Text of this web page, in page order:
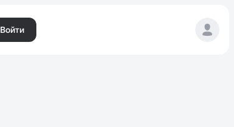
Войти